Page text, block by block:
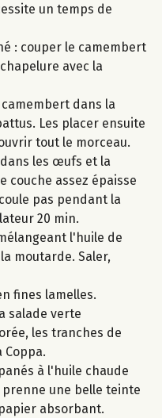
un temps de
: couper le camembert
avec la
dans la
Les placer ensuite
tout le morceau.
les œufs et la
couche assez épaisse
pas pendant la
20 min.
l'huile de
moutarde. Saler,
fines lamelles.
salade verte
les tranches de
à l'huile chaude
une belle teinte
absorbant.